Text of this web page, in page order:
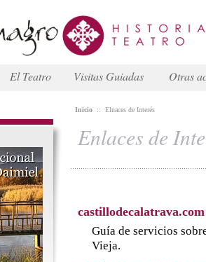
El Teatro Visitas Guiadas Otras
Inicio :: Elnaces de Interés
Enlaces de
castillodecalatrava.com
Guía de servicios
Vieja.